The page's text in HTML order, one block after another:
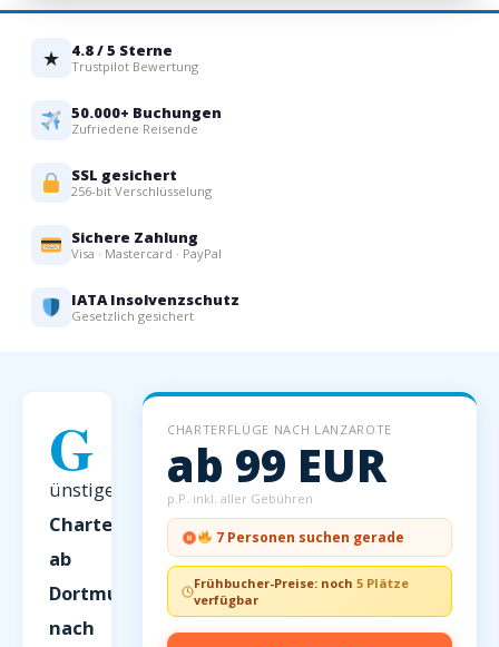
★ 4.8 / 5 Sterne
Trustpilot Bewertung
50.000+ Buchungen
Zufriedene Reisende
SSL gesichert
256-bit Verschlüsselung
Sichere Zahlung
Visa · Mastercard · PayPal
IATA Insolvenzschutz
Gesetzlich gesichert
G
ünstige
Charterflüge
ab
Dortmund
nach
CHARTERFLÜGE NACH LANZAROTE
ab 99 EUR
p.P. inkl. aller Gebühren
7 Personen suchen gerade
Frühbucher-Preise: noch5 Plätze
verfügbar